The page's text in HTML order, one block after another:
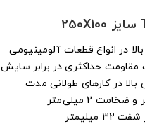
مقاومت حداکثری در برابر سایش